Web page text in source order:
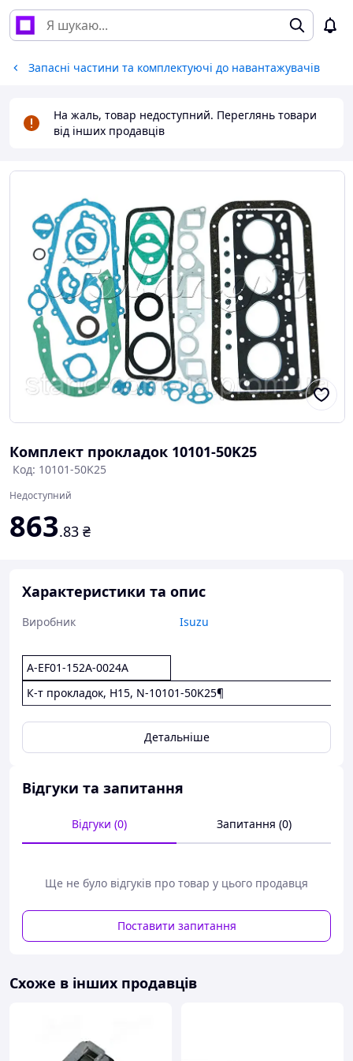
Запасні частини та комплектуючі до навантажувачів
На жаль, товар недоступний. Переглянь товари
від інших продавців
Комплект прокладок 10101-50K25
Код: 10101-50K25
Недоступний
863.83 ₴
Характеристики та опис
Виробник Isuzu
A-EF01-152A-0024A
К-т прокладок, H15, N-10101-50K25¶
Детальніше
Відгуки та запитання
Відгуки (0) Запитання (0)
Ще не було відгуків про товар у цього продавця
Поставити запитання
Схоже в інших продавців